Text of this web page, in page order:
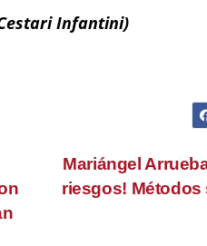
Infantini)
Mariángel
riesgos!